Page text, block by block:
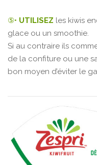
⑤• UTILISEZ les kiwis
glace ou un smoothie.
Si au contraire ils
de la confiture ou une
bon moyen d’éviter le